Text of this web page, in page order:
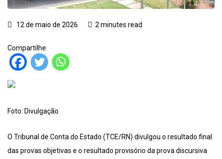
12 de maio de 2026 2 minutes read
Compartilhe
Foto: Divulgação
O Tribunal de Conta do Estado (TCE/RN) divulgou o resultado final
das provas objetivas e o resultado provisório da prova discursiva